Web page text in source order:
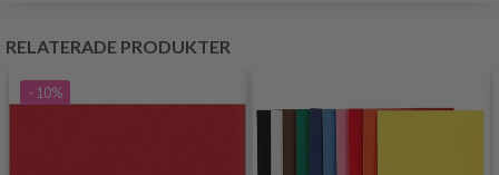
RELATERADE PRODUKTER
- 10%